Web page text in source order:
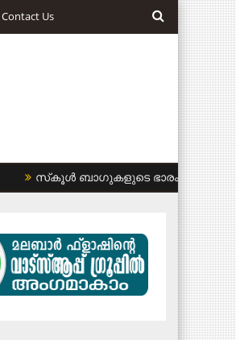
Contact Us
സ്‌കൂള്‍ ബാഗുകളുടെ ഭാരം കുറയ്ക്കണം: